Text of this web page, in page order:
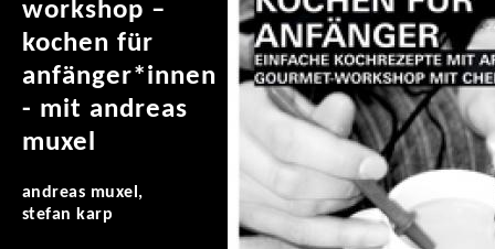
workshop –
kochen für
anfänger*innen
- mit andreas
muxel
andreas muxel,
stefan karp